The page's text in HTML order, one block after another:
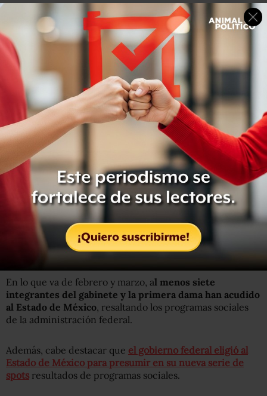
El pasado 7 de marzo,Animal Políticopublicó que
Angélica Rivera, esposa del presidente Enrique Peña
Nieto, y el secretario de Salud, José Narro, visitaron el
Estado de México, en compañía del gobernador Eruviel
Ávila, para entregar apoyos y promocionar los logros
del gobierno federal en esa entidad.
En lo que va de febrero y marzo, al menos siete
integrantes del gabinete y la primera dama han acudido
al Estado de México , resaltando los programas sociales
de la administración federal.
Además, cabe destacar que el gobierno federal eligió al
Estado de México para presumir en su nueva serie de
spots resultados de programas sociales.